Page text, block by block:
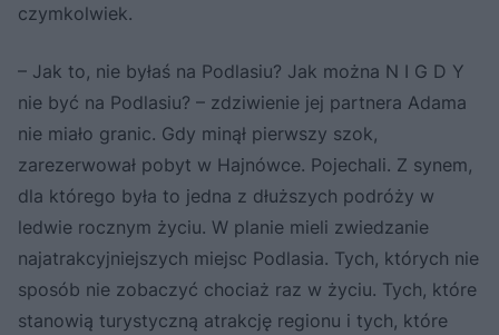
czymkolwiek.
– Jak to, nie byłaś na Podlasiu? Jak można N I G D Y
nie być na Podlasiu? – zdziwienie jej partnera Adama
nie miało granic. Gdy minął pierwszy szok,
zarezerwował pobyt w Hajnówce. Pojechali. Z synem,
dla którego była to jedna z dłuższych podróży w
ledwie rocznym życiu. W planie mieli zwiedzanie
najatrakcyjniejszych miejsc Podlasia. Tych, których nie
sposób nie zobaczyć chociaż raz w życiu. Tych, które
stanowią turystyczną atrakcję regionu i tych, które